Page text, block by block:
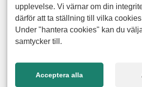
Passa på att boka våra populära tjänster
förra året. Ett perfekt tillfälle att säkra hjälp
eventuella prisjusteringar. Våra tjänster Vi
med: Städning Omsorg Hantverk Trädgård
upplevelse. Vi värnar om din
därför att ta ställning till vilka
Under "hantera cookies" kan du
samtycker till.
Acceptera alla